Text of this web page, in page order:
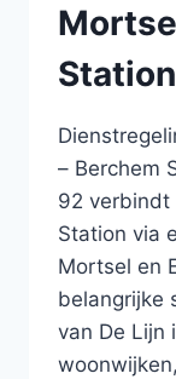
Station
– Berchem
92 verbindt
Station via
Mortsel en
belangrijke
van De Lijn